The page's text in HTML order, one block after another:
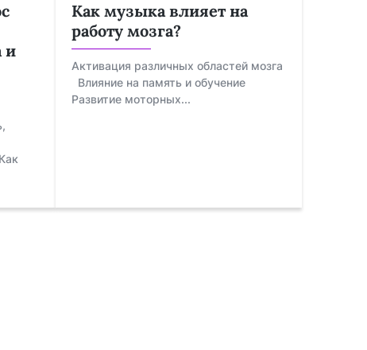
и
Как музыка влияет на
работу мозга?
Активация различных областей мозга
Влияние на память и обучение
Развитие моторных...